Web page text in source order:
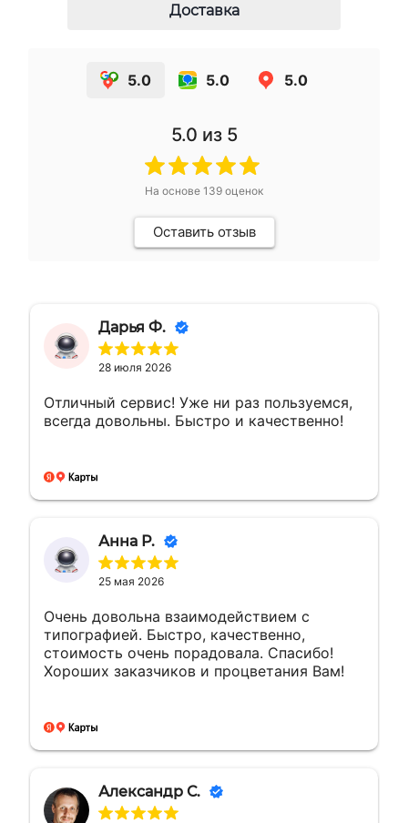
Доставка
5.0 5.0 5.0
5.0 из 5
На основе 139 оценок
Оставить отзыв
Дарья Ф.
28 июля 2026
Отличный сервис! Уже ни раз пользуемся,
всегда довольны. Быстро и качественно!
Анна Р.
25 мая 2026
Очень довольна взаимодействием с
типографией. Быстро, качественно,
стоимость очень порадовала. Спасибо!
Хороших заказчиков и процветания Вам!
Александр С.